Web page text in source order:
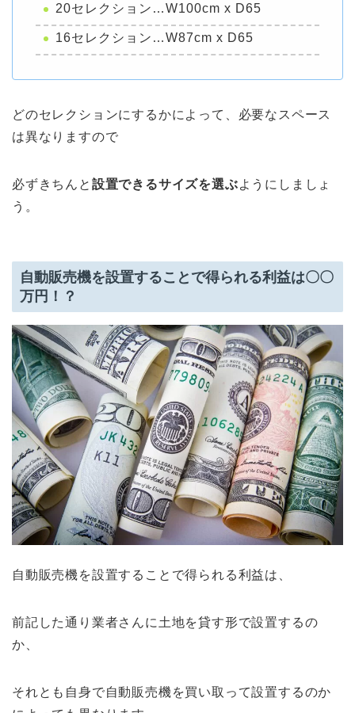
20セレクション…W100cm x D65
16セレクション…W87cm x D65
どのセレクションにするかによって、必要なスペース
は異なりますので
必ずきちんと 設置できるサイズを選ぶようにしましょ
う。
自動販売機を設置することで得られる利益は〇〇
万円！？
自動販売機を設置することで得られる利益は、
前記した通り業者さんに土地を貸す形で設置するの
か、
それとも自身で自動販売機を買い取って設置するのか